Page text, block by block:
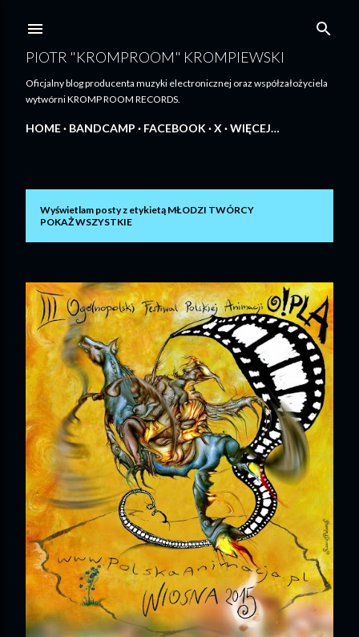
PIOTR "KROMPROOM" KROMPIEWSKI
Oficjalny blog producenta muzyki electronicznej oraz współzałożyciela
wytwórni KROMP ROOM RECORDS.
HOME BANDCAMP FACEBOOK X WIĘCEJ…
s
t
y
Wyświetlam posty z etykietą MŁODZI TWÓRCY
POKAŻ WSZYSTKIE